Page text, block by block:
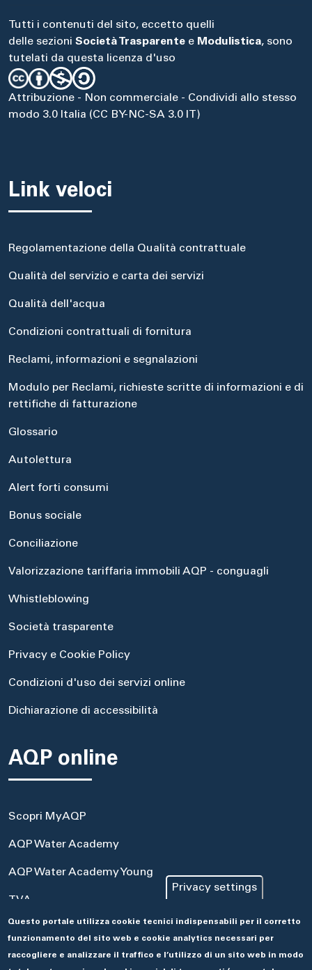
Tutti i contenuti del sito, eccetto quelli
delle sezioni Società Trasparente e Modulistica, sono
tutelati da questa licenza d'uso
Attribuzione - Non commerciale - Condividi allo stesso
modo 3.0 Italia (CC BY-NC-SA 3.0 IT)
Link veloci
Regolamentazione della Qualità contrattuale
Qualità del servizio e carta dei servizi
Qualità dell'acqua
Condizioni contrattuali di fornitura
Reclami, informazioni e segnalazioni
Modulo per Reclami, richieste scritte di informazioni e di
rettifiche di fatturazione
Glossario
Autolettura
Alert forti consumi
Bonus sociale
Conciliazione
Valorizzazione tariffaria immobili AQP - conguagli
Whistleblowing
Società trasparente
Privacy e Cookie Policy
Condizioni d'uso dei servizi online
Dichiarazione di accessibilità
AQP online
Scopri MyAQP
AQP Water Academy
AQP Water Academy Young
TVA
Portale Acquisti
Aseco
Privacy settings
Questo portale utilizza cookie tecnici indispensabili per il corretto
funzionamento del sito web e cookie analytics necessari per
raccogliere e analizzare il traffico e l’utilizzo di un sito web in modo